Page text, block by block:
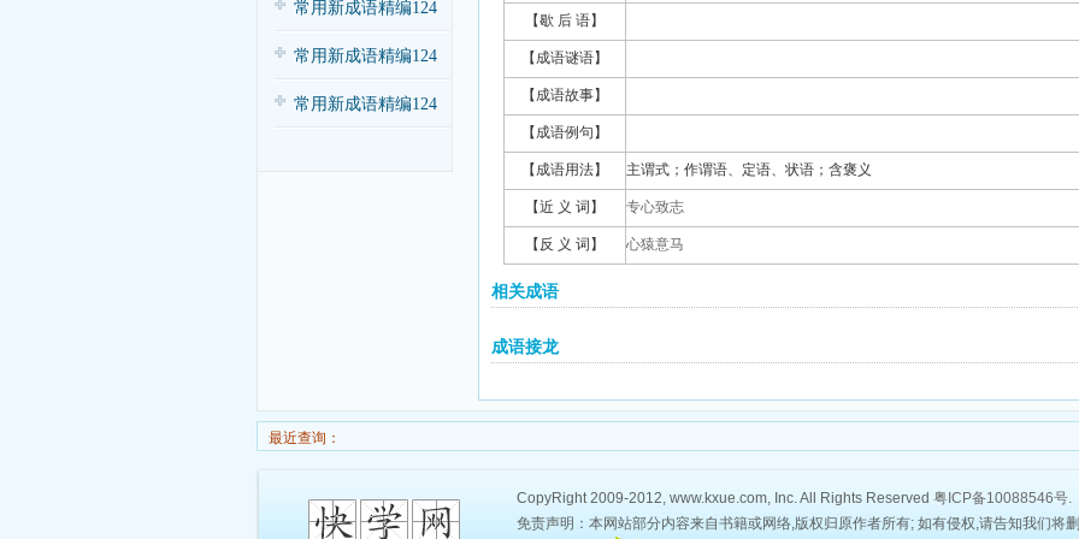
常用新成语精编124
条（三）
常用新成语精编124
条（四）
常用新成语精编124
【歇 后 语】
【成语谜语】
【成语故事】
【成语例句】
【成语用法】 主谓式；作谓语、定语、状语；含褒义
【近 义 词】 专心致志
【反 义 词】 心猿意马
相关成语
成语接龙
最近查询：
CopyRight 2009-2012, www.kxue.com, Inc. All Rights Reserved 粤ICP备10088546号.
免责声明：本网站部分内容来自书籍或网络,版权归原作者所有; 如有侵权,请告知我们将